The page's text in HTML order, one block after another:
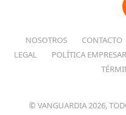
NOSOTROS CONTACTO
LEGAL
POLÍTICA
© VANGUARDIA 2026,